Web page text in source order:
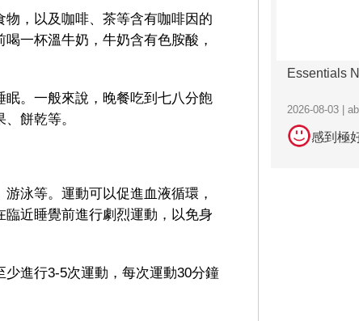
，以及咖啡、茶等含有咖啡因的
一杯溫牛奶，牛奶含有色胺酸，
。一般來說，晚餐吃到七八分飽
餅乾等。
泳等。運動可以促進血液循環，
近睡覺前進行劇烈運動，以免身
進行3-5次運動，每次運動30分鐘
Essentials
2026-08-03 |
感到極